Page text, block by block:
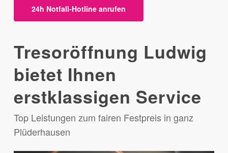
24h Notfall-Hotline anrufen
Tresoröffnung Ludwig
bietet Ihnen
erstklassigen Service
Top Leistungen zum fairen Festpreis in ganz
Plüderhausen